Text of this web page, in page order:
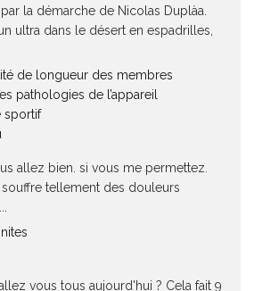
la démarche de Nicolas Duplàa.
ultra dans le désert en espadrilles,
de longueur des membres
pathologies de l’appareil
sportif
allez bien. si vous me permettez.
tellement des douleurs
vous tous aujourd'hui ? Cela fait 9